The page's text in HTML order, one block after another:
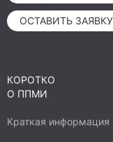
ОСТАВИТЬ ЗАЯВКУ
КОРОТКО
О ППМИ
Краткая информация